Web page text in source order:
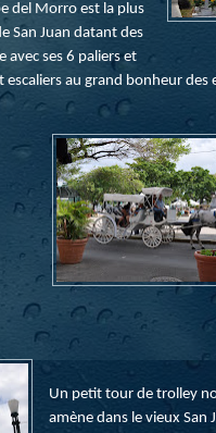
del Morro est la plus
San Juan datant des
avec ses 6 paliers et
au grand bonheur des
Un petit tour de trolley
amène dans le vieux San